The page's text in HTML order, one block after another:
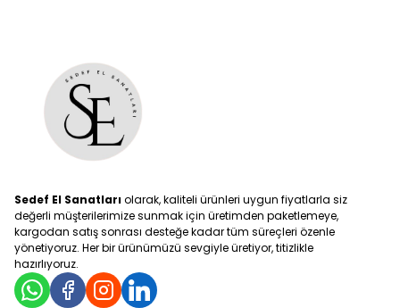
Sedef El Sanatlarıolarak, kaliteli ürünleri uygun fiyatlarla siz
değerli müşterilerimize sunmak için üretimden paketlemeye,
kargodan satış sonrası desteğe kadar tüm süreçleri özenle
yönetiyoruz. Her bir ürünümüzü sevgiyle üretiyor, titizlikle
hazırlıyoruz.